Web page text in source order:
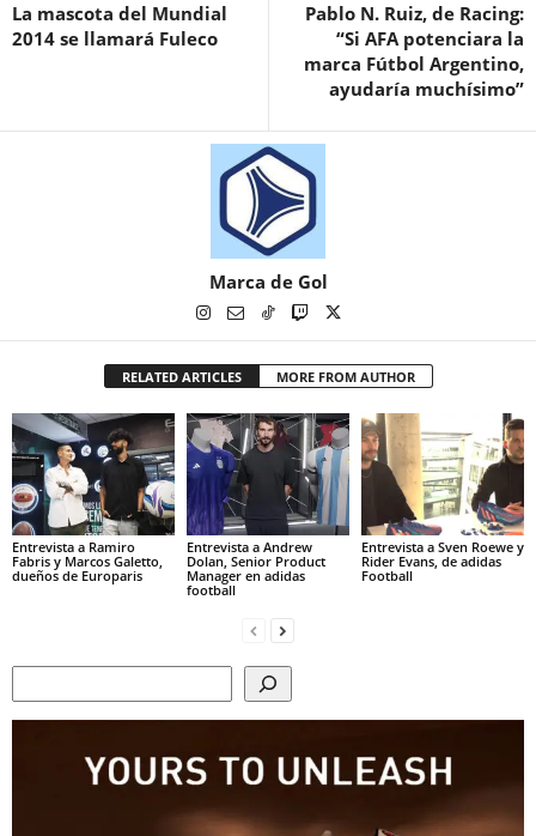
La mascota del Mundial
2014 se llamará Fuleco
Pablo N. Ruiz, de Racing:
“Si AFA potenciara la
marca Fútbol Argentino,
ayudaría muchísimo”
Marca de Gol
RELATED ARTICLES MORE FROM AUTHOR
Entrevista a Ramiro
Fabris y Marcos Galetto,
dueños de Europaris
Entrevista a Andrew
Dolan, Senior Product
Manager en adidas
football
Entrevista a Sven Roewe y
Rider Evans, de adidas
Football